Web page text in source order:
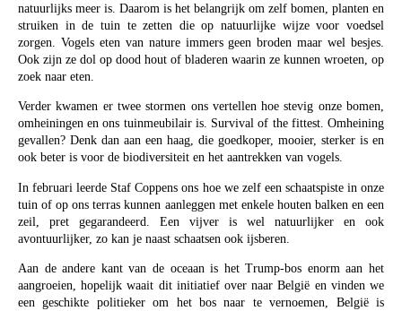
natuurlijks meer is. Daarom is het belangrijk om zelf bomen, planten en
struiken in de tuin te zetten die op natuurlijke wijze voor voedsel
zorgen. Vogels eten van nature immers geen broden maar wel besjes.
Ook zijn ze dol op dood hout of bladeren waarin ze kunnen wroeten, op
zoek naar eten.
Verder kwamen er twee stormen ons vertellen hoe stevig onze bomen,
omheiningen en ons tuinmeubilair is. Survival of the fittest. Omheining
gevallen? Denk dan aan een haag, die goedkoper, mooier, sterker is en
ook beter is voor de biodiversiteit en het aantrekken van vogels.
In februari leerde Staf Coppens ons hoe we zelf een schaatspiste in onze
tuin of op ons terras kunnen aanleggen met enkele houten balken en een
zeil, pret gegarandeerd. Een vijver is wel natuurlijker en ook
avontuurlijker, zo kan je naast schaatsen ook ijsberen.
Aan de andere kant van de oceaan is het Trump-bos enorm aan het
aangroeien, hopelijk waait dit initiatief over naar België en vinden we
een geschikte politieker om het bos naar te vernoemen, België is